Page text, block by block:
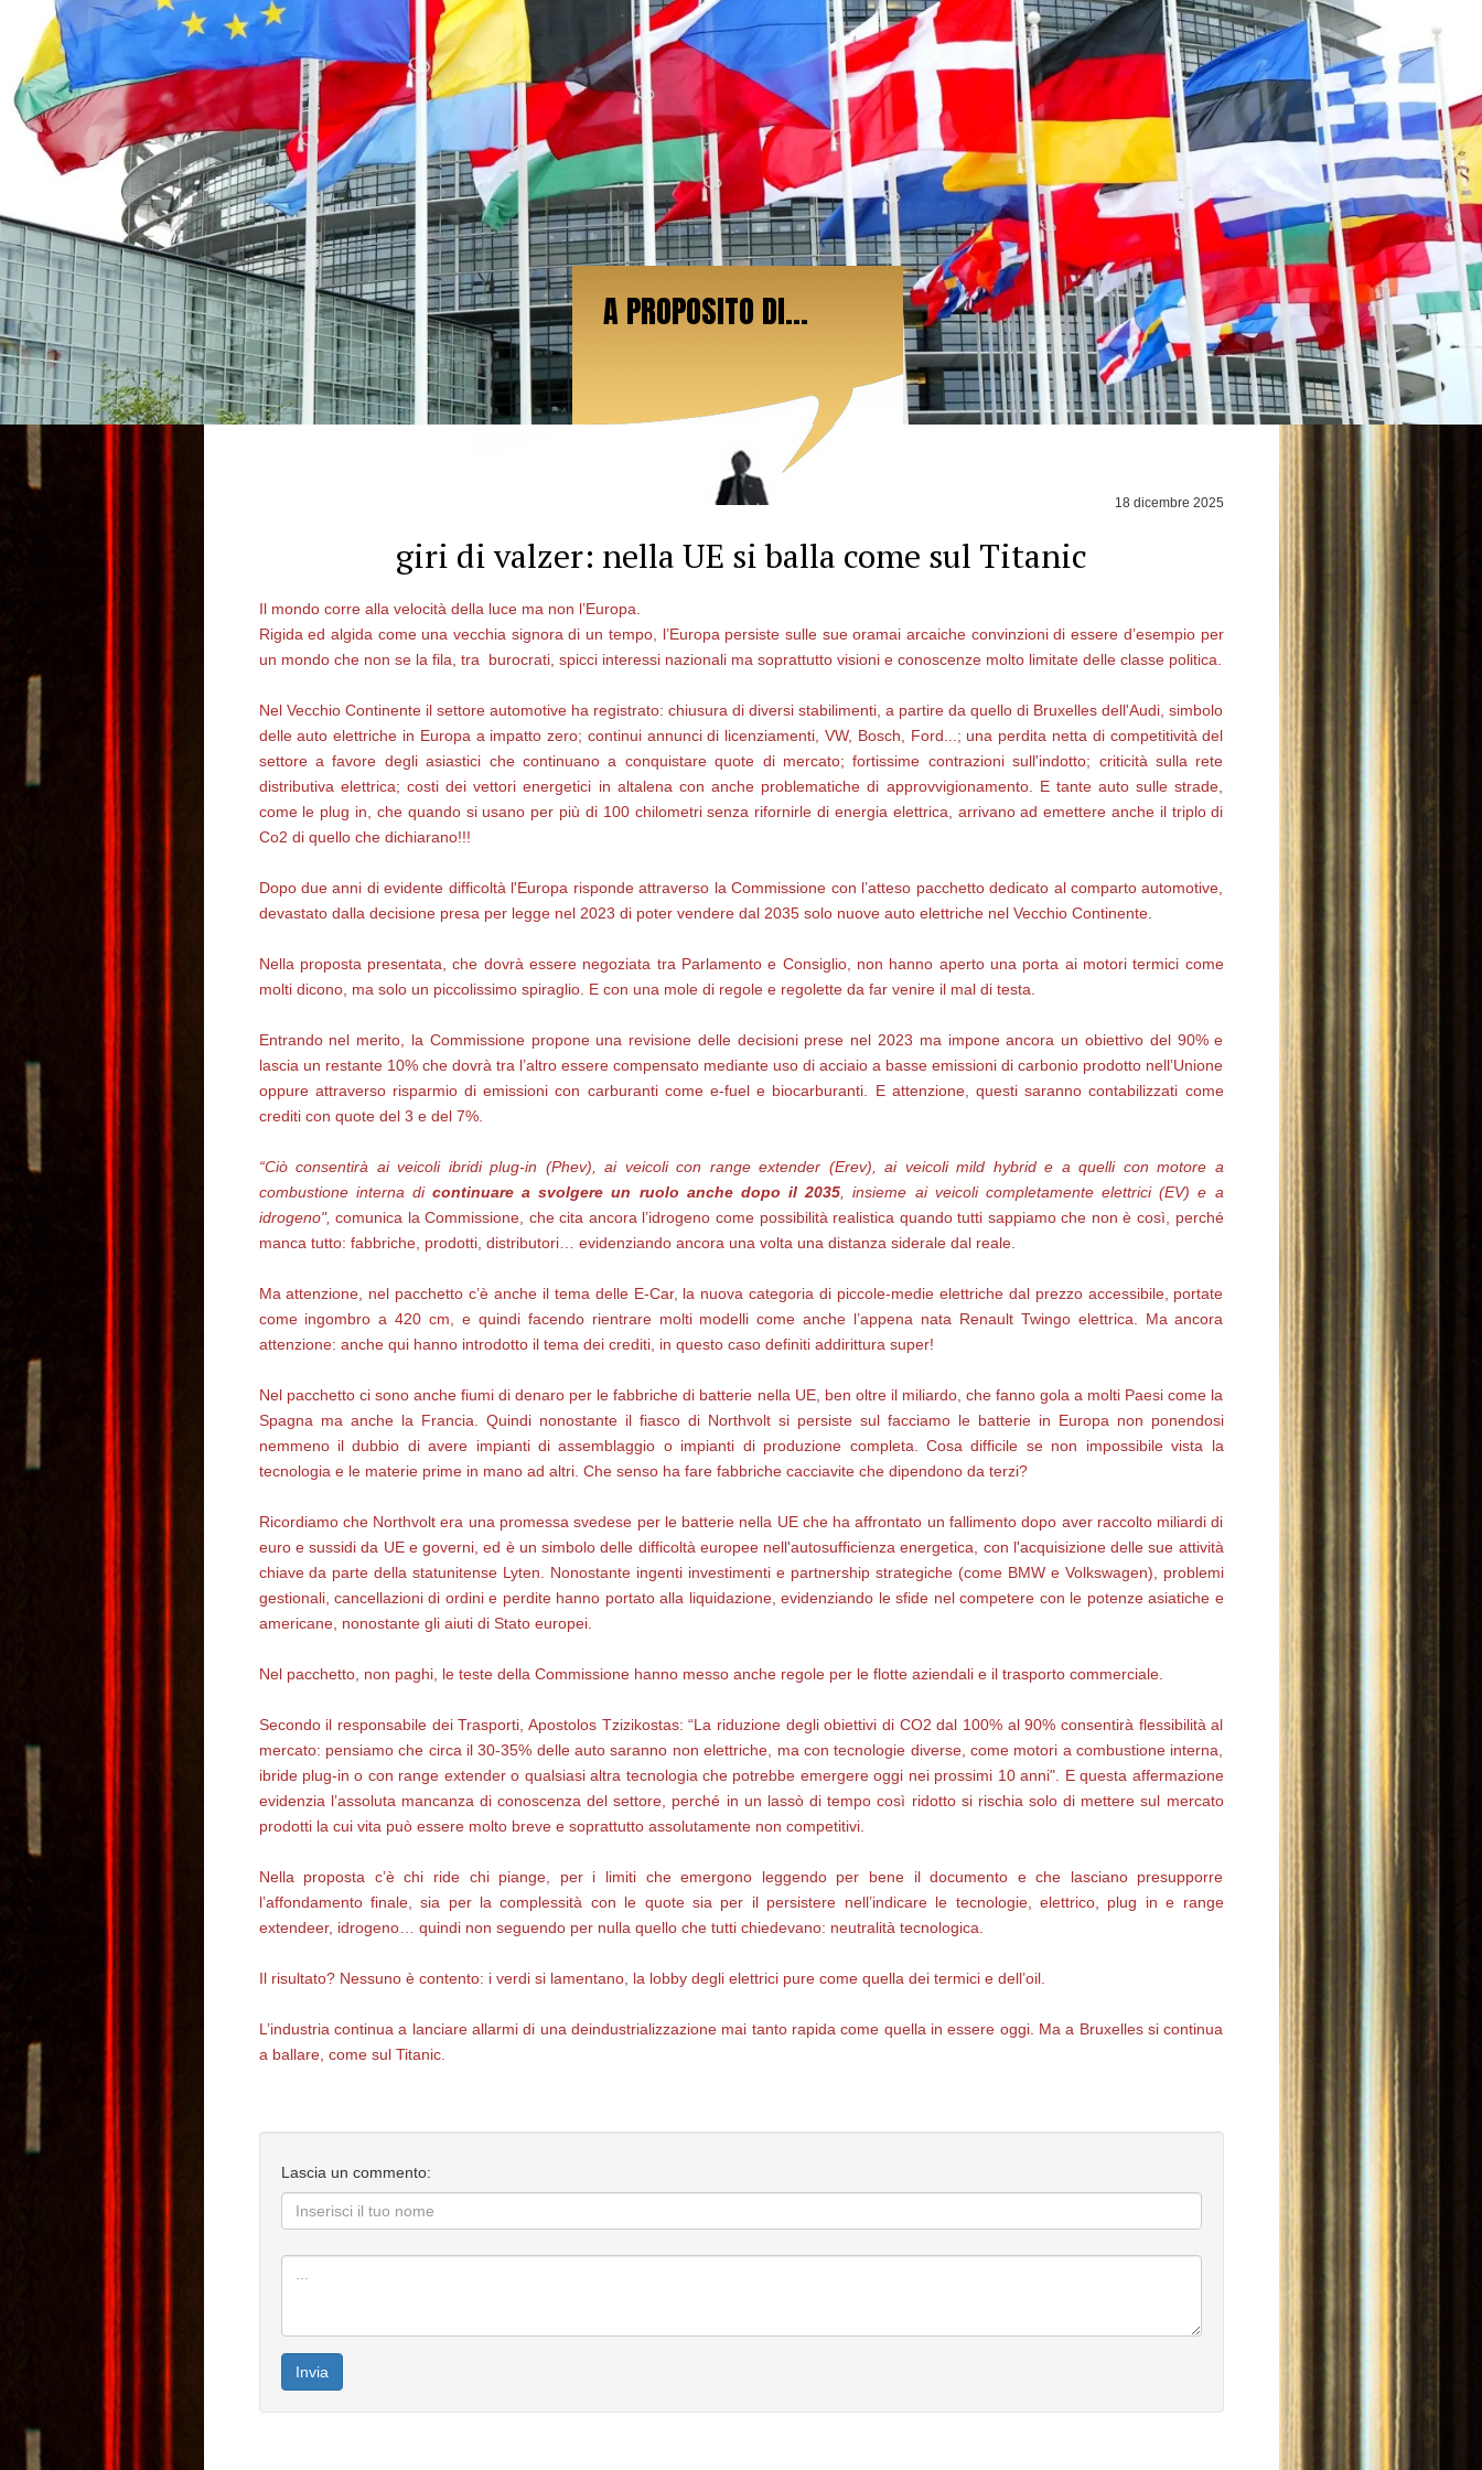
A PROPOSITO DI...
18 dicembre 2025
giri di valzer: nella UE si balla come sul Titanic
Il mondo corre alla velocità della luce ma non l’Europa.
Rigida ed algida come una vecchia signora di un tempo, l’Europa persiste sulle sue oramai arcaiche convinzioni di essere d’esempio per
un mondo che non se la fila, tra burocrati, spicci interessi nazionali ma soprattutto visioni e conoscenze molto limitate delle classe politica.
Nel Vecchio Continente il settore automotive ha registrato: chiusura di diversi stabilimenti, a partire da quello di Bruxelles dell'Audi, simbolo
delle auto elettriche in Europa a impatto zero; continui annunci di licenziamenti, VW, Bosch, Ford...; una perdita netta di competitività del
settore a favore degli asiastici che continuano a conquistare quote di mercato; fortissime contrazioni sull'indotto; criticità sulla rete
distributiva elettrica; costi dei vettori energetici in altalena con anche problematiche di approvvigionamento. E tante auto sulle strade,
come le plug in, che quando si usano per più di 100 chilometri senza rifornirle di energia elettrica, arrivano ad emettere anche il triplo di
Co2 di quello che dichiarano!!!
Dopo due anni di evidente difficoltà l'Europa risponde attraverso la Commissione con l’atteso pacchetto dedicato al comparto automotive,
devastato dalla decisione presa per legge nel 2023 di poter vendere dal 2035 solo nuove auto elettriche nel Vecchio Continente.
Nella proposta presentata, che dovrà essere negoziata tra Parlamento e Consiglio, non hanno aperto una porta ai motori termici come
molti dicono, ma solo un piccolissimo spiraglio. E con una mole di regole e regolette da far venire il mal di testa.
Entrando nel merito, la Commissione propone una revisione delle decisioni prese nel 2023 ma impone ancora un obiettivo del 90% e
lascia un restante 10% che dovrà tra l’altro essere compensato mediante uso di acciaio a basse emissioni di carbonio prodotto nell’Unione
oppure attraverso risparmio di emissioni con carburanti come e-fuel e biocarburanti. E attenzione, questi saranno contabilizzati come
crediti con quote del 3 e del 7%.
“Ciò consentirà ai veicoli ibridi plug-in (Phev), ai veicoli con range extender (Erev), ai veicoli mild hybrid e a quelli con motore a
combustione interna di continuare a svolgere un ruolo anche dopo il 2035, insieme ai veicoli completamente elettrici (EV) e a
idrogeno",comunica la Commissione, che cita ancora l’idrogeno come possibilità realistica quando tutti sappiamo che non è così, perché
manca tutto: fabbriche, prodotti, distributori… evidenziando ancora una volta una distanza siderale dal reale.
Ma attenzione, nel pacchetto c’è anche il tema delle E-Car, la nuova categoria di piccole-medie elettriche dal prezzo accessibile, portate
come ingombro a 420 cm, e quindi facendo rientrare molti modelli come anche l’appena nata Renault Twingo elettrica. Ma ancora
attenzione: anche qui hanno introdotto il tema dei crediti, in questo caso definiti addirittura super!
Nel pacchetto ci sono anche fiumi di denaro per le fabbriche di batterie nella UE, ben oltre il miliardo, che fanno gola a molti Paesi come la
Spagna ma anche la Francia. Quindi nonostante il fiasco di Northvolt si persiste sul facciamo le batterie in Europa non ponendosi
nemmeno il dubbio di avere impianti di assemblaggio o impianti di produzione completa. Cosa difficile se non impossibile vista la
tecnologia e le materie prime in mano ad altri. Che senso ha fare fabbriche cacciavite che dipendono da terzi?
Ricordiamo che Northvolt era una promessa svedese per le batterie nella UE che ha affrontato un fallimento dopo aver raccolto miliardi di
euro e sussidi da UE e governi, ed è un simbolo delle difficoltà europee nell'autosufficienza energetica, con l'acquisizione delle sue attività
chiave da parte della statunitense Lyten. Nonostante ingenti investimenti e partnership strategiche (come BMW e Volkswagen), problemi
gestionali, cancellazioni di ordini e perdite hanno portato alla liquidazione, evidenziando le sfide nel competere con le potenze asiatiche e
americane, nonostante gli aiuti di Stato europei.
Nel pacchetto, non paghi, le teste della Commissione hanno messo anche regole per le flotte aziendali e il trasporto commerciale.
Secondo il responsabile dei Trasporti, Apostolos Tzizikostas: “La riduzione degli obiettivi di CO2 dal 100% al 90% consentirà flessibilità al
mercato: pensiamo che circa il 30-35% delle auto saranno non elettriche, ma con tecnologie diverse, come motori a combustione interna,
ibride plug-in o con range extender o qualsiasi altra tecnologia che potrebbe emergere oggi nei prossimi 10 anni". E questa affermazione
evidenzia l’assoluta mancanza di conoscenza del settore, perché in un lassò di tempo così ridotto si rischia solo di mettere sul mercato
prodotti la cui vita può essere molto breve e soprattutto assolutamente non competitivi.
Nella proposta c’è chi ride chi piange, per i limiti che emergono leggendo per bene il documento e che lasciano presupporre
l’affondamento finale, sia per la complessità con le quote sia per il persistere nell’indicare le tecnologie, elettrico, plug in e range
extendeer, idrogeno… quindi non seguendo per nulla quello che tutti chiedevano: neutralità tecnologica.
Il risultato? Nessuno è contento: i verdi si lamentano, la lobby degli elettrici pure come quella dei termici e dell’oil.
L’industria continua a lanciare allarmi di una deindustrializzazione mai tanto rapida come quella in essere oggi. Ma a Bruxelles si continua
a ballare, come sul Titanic.
Lascia un commento:
Invia